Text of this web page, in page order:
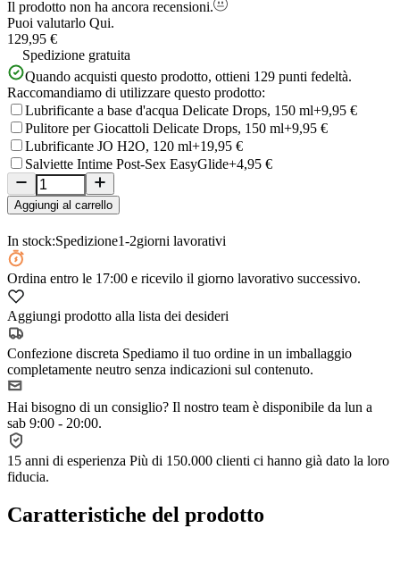
Il prodotto non ha ancora recensioni.
Puoi valutarlo Qui.
129,95 €
Spedizione gratuita
Quando acquisti questo prodotto, ottieni 129 punti fedeltà.
Raccomandiamo di utilizzare questo prodotto:
Lubrificante a base d'acqua Delicate Drops, 150 ml+9,95 €
Pulitore per Giocattoli Delicate Drops, 150 ml+9,95 €
Lubrificante JO H2O, 120 ml+19,95 €
Salviette Intime Post-Sex EasyGlide+4,95 €
Aggiungi al carrello
In stock:Spedizione1-2giorni lavorativi
Ordina entro le 17:00 e ricevilo il giorno lavorativo successivo.
Aggiungi prodotto alla lista dei desideri
Confezione discreta Spediamo il tuo ordine in un imballaggio
completamente neutro senza indicazioni sul contenuto.
Hai bisogno di un consiglio? Il nostro team è disponibile da lun a
sab 9:00 - 20:00.
15 anni di esperienza Più di 150.000 clienti ci hanno già dato la loro
fiducia.
Caratteristiche del prodotto